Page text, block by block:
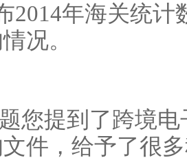
2014年海关统
况。
您提到了跨境
件，给予了很